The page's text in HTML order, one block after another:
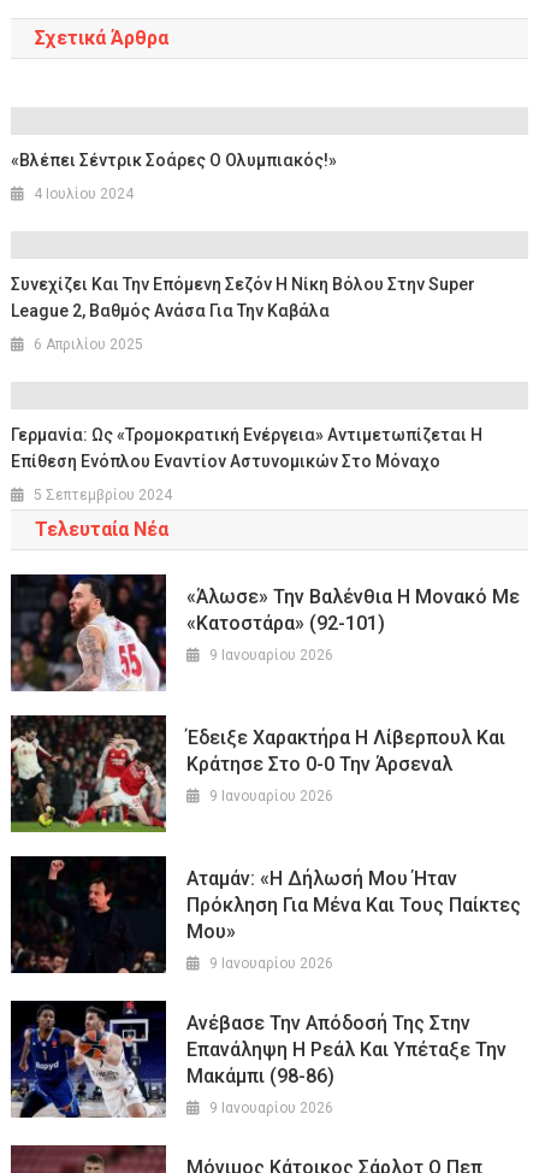
Σχετικά Άρθρα
«Βλέπει Σέντρικ Σοάρες Ο Ολυμπιακός!»
4 Ιουλίου 2024
Συνεχίζει Και Την Επόμενη Σεζόν Η Νίκη Βόλου Στην Super
League 2, Βαθμός Ανάσα Για Την Καβάλα
6 Απριλίου 2025
Γερμανία: Ως «τρομοκρατική Ενέργεια» Αντιμετωπίζεται Η
Επίθεση Ενόπλου Εναντίον Αστυνομικών Στο Μόναχο
5 Σεπτεμβρίου 2024
Τελευταία Νέα
«Άλωσε» Την Βαλένθια Η Μονακό Με
«κατοστάρα» (92-101)
9 Ιανουαρίου 2026
Έδειξε Χαρακτήρα Η Λίβερπουλ Και
Κράτησε Στο 0-0 Την Άρσεναλ
9 Ιανουαρίου 2026
Αταμάν: «Η Δήλωσή Μου Ήταν
Πρόκληση Για Μένα Και Τους Παίκτες
Μου»
9 Ιανουαρίου 2026
Ανέβασε Την Απόδοσή Της Στην
Επανάληψη Η Ρεάλ Και Υπέταξε Την
Μακάμπι (98-86)
9 Ιανουαρίου 2026
Μόνιμος Κάτοικος Σάρλοτ Ο Πεπ